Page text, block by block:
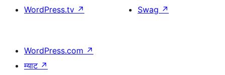
WordPress.tv ↗
Swag ↗
WordPress.com ↗
म्याट ↗